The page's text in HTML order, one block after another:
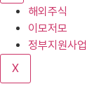
기
해외주식
이모저모
정부지원사업
X